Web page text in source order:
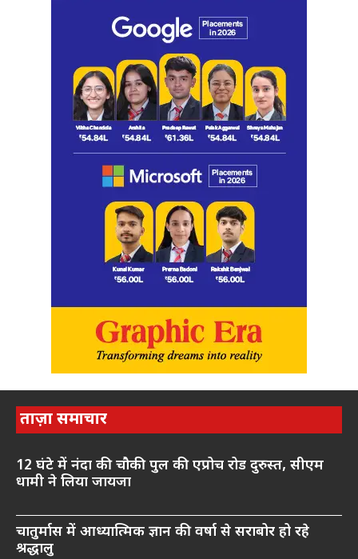
ताज़ा समाचार
12 घंटे में नंदा की चौकी पुल की एप्रोच रोड दुरुस्त, सीएम
धामी ने लिया जायजा
चातुर्मास में आध्यात्मिक ज्ञान की वर्षा से सराबोर हो रहे
श्रद्धालु